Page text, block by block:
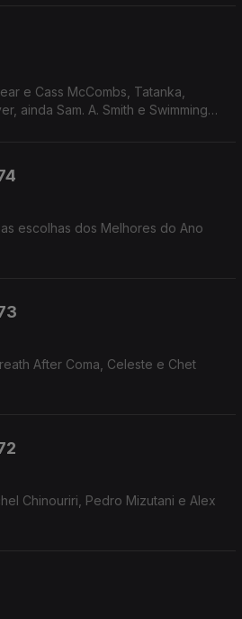
e Cass McCombs, Tatanka,
ainda Sam. A. Smith e Swimming
escolhas dos Melhores do Ano
After Coma, Celeste e Chet
Chinouriri, Pedro Mizutani e Alex